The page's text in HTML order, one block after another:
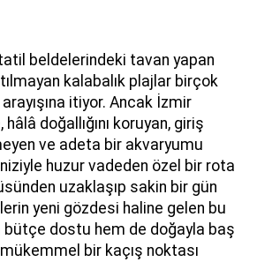
beldelerindeki tavan yapan
kalabalık plajlar birçok
itiyor. Ancak İzmir
hâlâ doğallığını koruyan, giriş
ve adeta bir akvaryumu
huzur vadeden özel bir rota
uzaklaşıp sakin bir gün
yeni gözdesi haline gelen bu
bütçe dostu hem de doğayla baş
bir kaçış noktası